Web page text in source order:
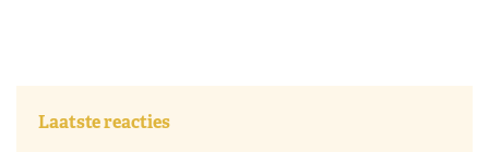
Laatste reacties